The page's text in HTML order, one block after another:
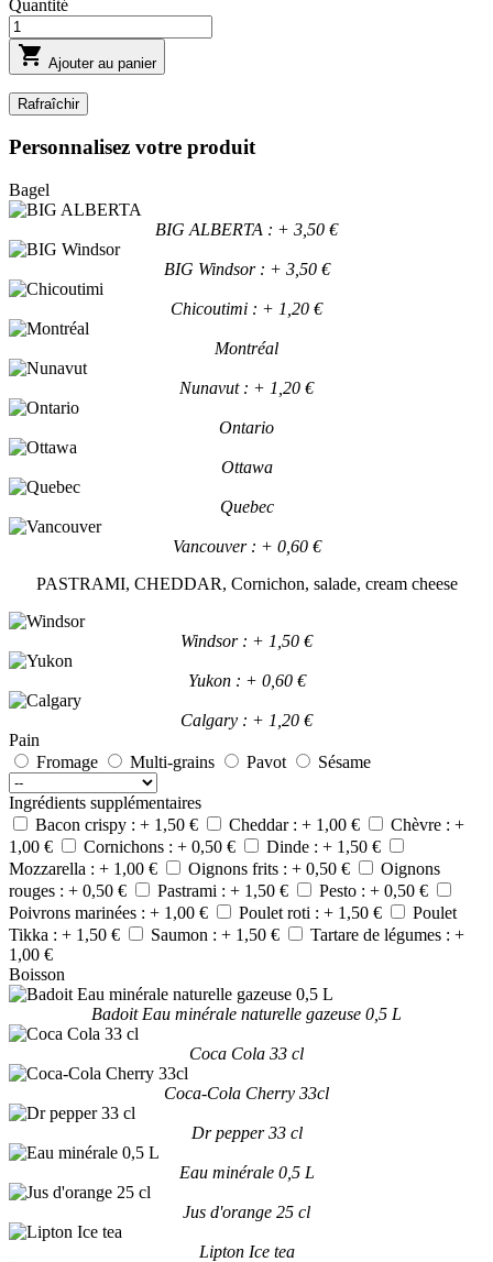
Quantité
 Ajouter au panier
Personnalisez votre produit
Bagel
BIG ALBERTA : + 3,50 €
BIG Windsor : + 3,50 €
Chicoutimi : + 1,20 €
Montréal
Nunavut : + 1,20 €
Ontario
Ottawa
Quebec
Vancouver : + 0,60 €
PASTRAMI, CHEDDAR, Cornichon, salade, cream cheese
Windsor : + 1,50 €
Yukon : + 0,60 €
Calgary : + 1,20 €
Pain
Fromage
Multi-grains Pavot Sésame
Ingrédients supplémentaires
Bacon crispy : + 1,50 €
Cheddar : + 1,00 €
Chèvre : +
1,00 €
Cornichons : + 0,50 €
Dinde : + 1,50 €
Mozzarella : + 1,00 €
Oignons frits : + 0,50 €
Oignons
rouges : + 0,50 €
Pastrami : + 1,50 €
Pesto : + 0,50 €
Poivrons marinées : + 1,00 €
Poulet roti : + 1,50 €
Poulet
Tikka : + 1,50 €
Saumon : + 1,50 €
Tartare de légumes : +
1,00 €
Boisson
Badoit Eau minérale naturelle gazeuse 0,5 L
Coca Cola 33 cl
Coca-Cola Cherry 33cl
Dr pepper 33 cl
Eau minérale 0,5 L
Jus d'orange 25 cl
Lipton Ice tea